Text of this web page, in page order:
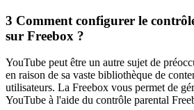
3 Comment configurer le
sur Freebox ?
YouTube peut être un autre sujet de
en raison de sa vaste bibliothèque de
utilisateurs. La Freebox vous permet de
YouTube à l'aide du contrôle parental